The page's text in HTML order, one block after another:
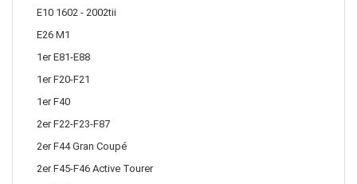
E10 1602 - 2002tii
E26 M1
1er E81-E88
1er F20-F21
1er F40
2er F22-F23-F87
2er F44 Gran Coupé
2er F45-F46 Active Tourer